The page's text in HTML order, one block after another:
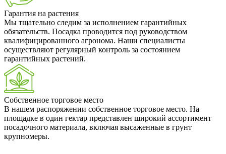
Гарантия на растения
Мы тщательно следим за исполнением гарантийных
обязательств. Посадка проводится под руководством
квалифицированного агронома. Наши специалисты
осуществляют регулярный контроль за состоянием
гарантийных растений.
Собственное торговое место
В нашем распоряжении собственное торговое место. На
площадке в один гектар представлен широкий ассортимент
посадочного материала, включая высаженные в грунт
крупномеры.